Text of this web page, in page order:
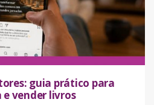
guia prático para
vender livros